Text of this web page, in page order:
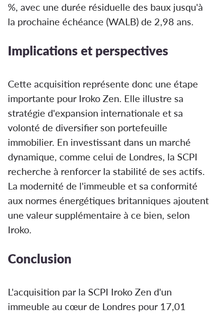
%, avec une durée résiduelle des baux jusqu'à
la prochaine échéance (WALB) de 2,98 ans.
Implications et perspectives
Cette acquisition représente donc une étape
importante pour Iroko Zen. Elle illustre sa
stratégie d'expansion internationale et sa
volonté de diversifier son portefeuille
immobilier. En investissant dans un marché
dynamique, comme celui de Londres, la SCPI
recherche à renforcer la stabilité de ses actifs.
La modernité de l'immeuble et sa conformité
aux normes énergétiques britanniques ajoutent
une valeur supplémentaire à ce bien, selon
Iroko.
Conclusion
L'acquisition par la SCPI Iroko Zen d'un
immeuble au cœur de Londres pour 17,01